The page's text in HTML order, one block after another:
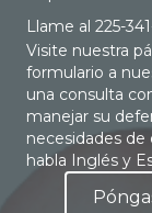
Llame al 225-
Visite nuestra
formulario a
una consulta
manejar su
necesidades
habla Inglés y